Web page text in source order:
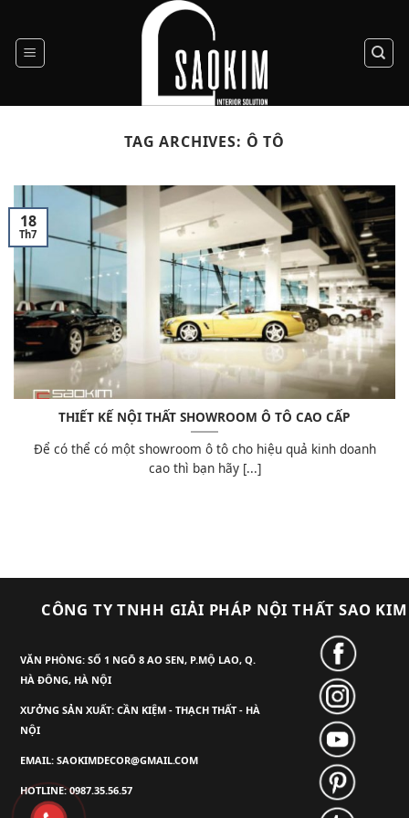
content
TAG ARCHIVES: Ô TÔ
THIẾT KẾ NỘI THẤT SHOWROOM Ô TÔ CAO CẤP
Để có thể có một showroom ô tô cho hiệu quả kinh doanh
cao thì bạn hãy [...]
18
Th7
CÔNG TY TNHH GIẢI PHÁP NỘI THẤT SAO KIM
VĂN PHÒNG: SỐ 1 NGÕ 8 AO SEN, P.MỘ LAO, Q.
HÀ ĐÔNG, HÀ NỘI
XƯỞNG SẢN XUẤT: CẦN KIỆM - THẠCH THẤT - HÀ
NỘI
EMAIL: SAOKIMDECOR@GMAIL.COM
HOTLINE: 0987.35.56.57